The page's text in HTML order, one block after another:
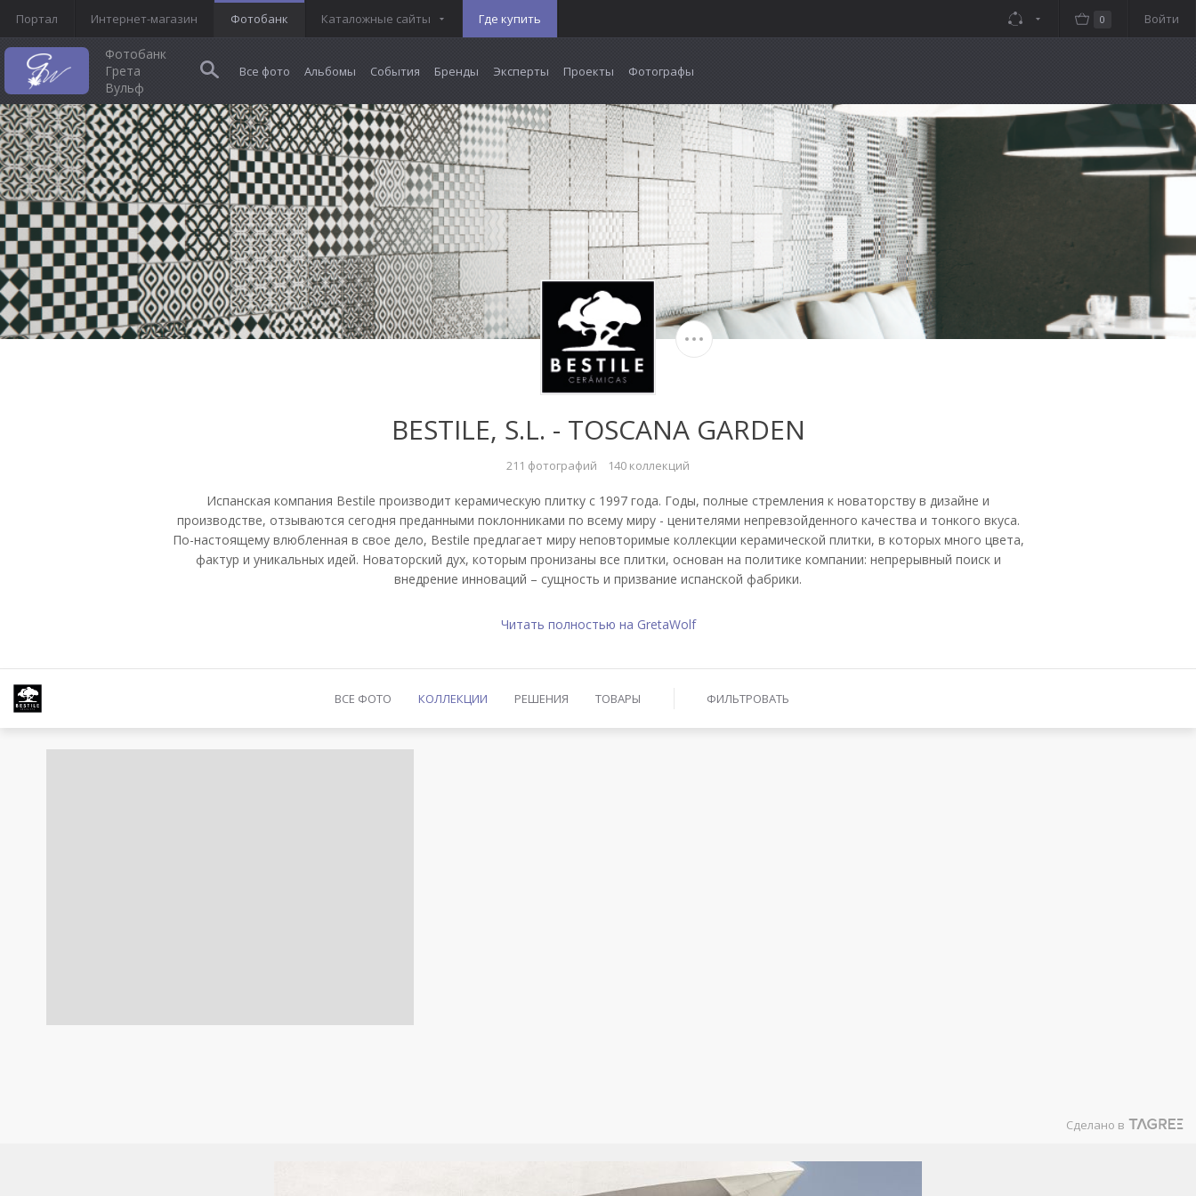
Портал Интернет-магазин Фотобанк Каталожные сайты Где купить Войти
0
Фотобанк
Грета
Вульф
Все фото Альбомы События Бренды Эксперты Проекты Фотографы
BESTILE, S.L. - TOSCANA GARDEN
211 фотографий 140 коллекций
Испанская компания Bestile производит керамическую плитку с 1997 года. Годы, полные стремления к новаторству в дизайне и
производстве, отзываются сегодня преданными поклонниками по всему миру - ценителями непревзойденного качества и тонкого вкуса.
По-настоящему влюбленная в свое дело, Bestile предлагает миру неповторимые коллекции керамической плитки, в которых много цвета,
фактур и уникальных идей. Новаторский дух, которым пронизаны все плитки, основан на политике компании: непрерывный поиск и
внедрение инноваций – сущность и призвание испанской фабрики.
Читать полностью на GretaWolf
ВСЕ ФОТО КОЛЛЕКЦИИ РЕШЕНИЯ ТОВАРЫ ФИЛЬТРОВАТЬ
Сделано в